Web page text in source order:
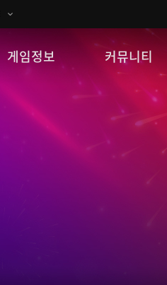
게임정보
세계관
캐릭터소개
커뮤니티
자유게시판
이미지게시판
공략 게시판